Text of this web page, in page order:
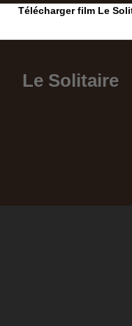
Télécharger film Le
Le Solitaire